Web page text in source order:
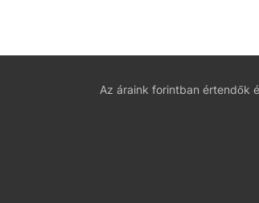
Az áraink forintban értendők